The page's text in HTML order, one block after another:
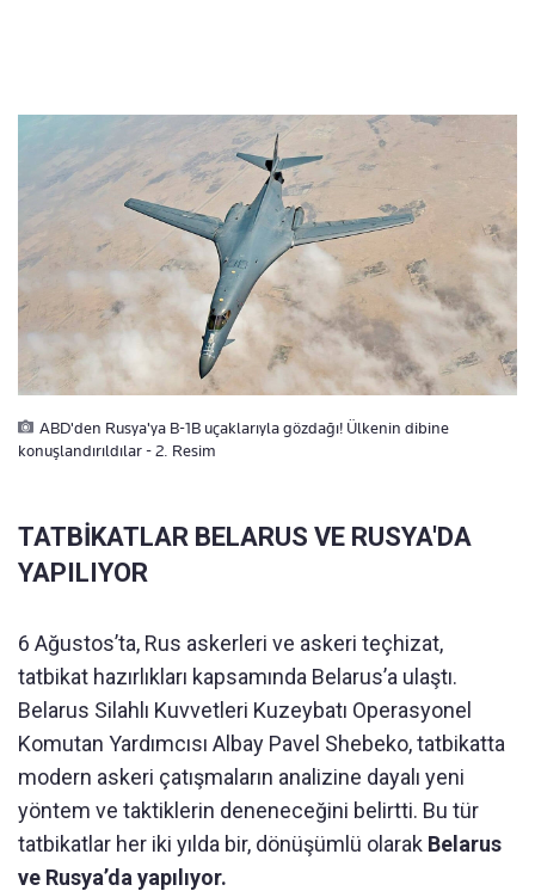
ABD'den Rusya'ya B-1B uçaklarıyla gözdağı! Ülkenin dibine
konuşlandırıldılar - 2. Resim
TATBİKATLAR BELARUS VE RUSYA'DA
YAPILIYOR
6 Ağustos’ta, Rus askerleri ve askeri teçhizat,
tatbikat hazırlıkları kapsamında Belarus’a ulaştı.
Belarus Silahlı Kuvvetleri Kuzeybatı Operasyonel
Komutan Yardımcısı Albay Pavel Shebeko, tatbikatta
modern askeri çatışmaların analizine dayalı yeni
yöntem ve taktiklerin deneneceğini belirtti. Bu tür
tatbikatlar her iki yılda bir, dönüşümlü olarak Belarus
ve Rusya’da yapılıyor.